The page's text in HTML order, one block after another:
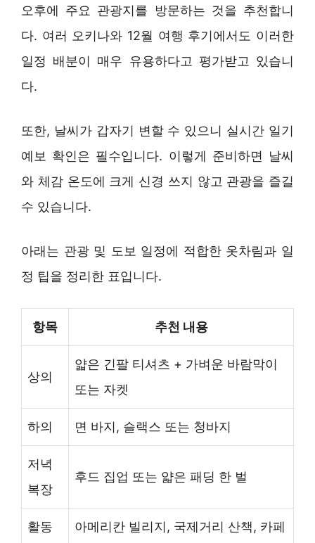
오후에 주요 관광지를 방문하는 것을 추천합니
다. 여러 오키나와 12월 여행 후기에서도 이러한
일정 배분이 매우 유용하다고 평가받고 있습니
다.
또한, 날씨가 갑자기 변할 수 있으니 실시간 일기
예보 확인은 필수입니다. 이렇게 준비하면 날씨
와 체감 온도에 크게 신경 쓰지 않고 관광을 즐길
수 있습니다.
아래는 관광 및 도보 일정에 적합한 옷차림과 일
정 팁을 정리한 표입니다.
항목 추천 내용
상의
얇은 긴팔 티셔츠 + 가벼운 바람막이
또는 자켓
하의 면 바지, 슬랙스 또는 청바지
저녁
복장
후드 집업 또는 얇은 패딩 한 벌
활동
아메리칸 빌리지, 국제거리 산책, 카페